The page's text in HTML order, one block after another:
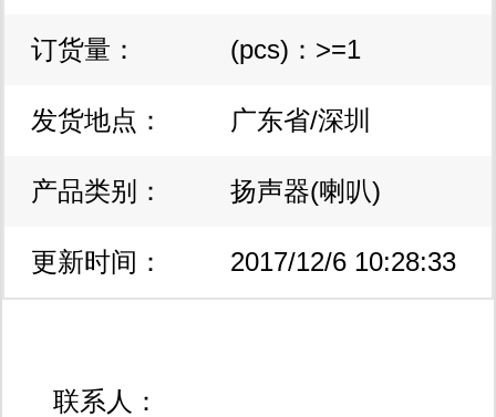
订货量： (pcs)：>=1
发货地点： 广东省/深圳
产品类别： 扬声器(喇叭)
更新时间： 2017/12/6 10:28:33
联系人：